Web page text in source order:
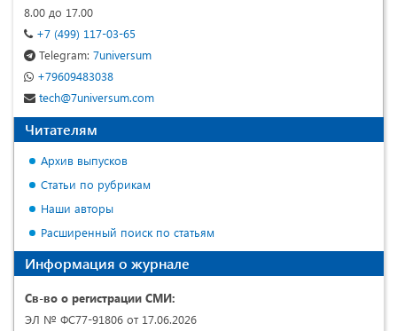
8.00 до 17.00
+7 (499) 117-03-65
Telegram: 7universum
+79609483038
tech@7universum.com
Читателям
Архив выпусков
Статьи по рубрикам
Наши авторы
Расширенный поиск по статьям
Информация о журнале
Св-во о регистрации СМИ:
ЭЛ № ФС77-91806 от 17.06.2026